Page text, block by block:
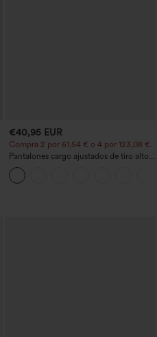
€40,95 EUR
Compra 2 por 61,54 € o 4 por 123,08 €.
Pantalones cargo ajustados de tiro alto
con múltiples bolsillos y cremallera con
botones